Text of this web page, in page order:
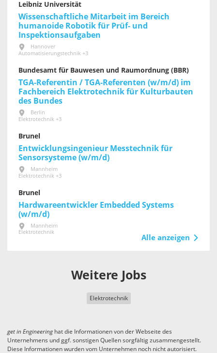
Leibniz Universität
Wissenschaftliche Mitarbeit im Bereich
humanoide Robotik für Prüf- und
Inspektionsaufgaben
Hannover
Automatisierungstechnik +3
Bundesamt für Bauwesen und Raumordnung (BBR)
TGA-Referentin / TGA-Referenten (w/m/d) im
Fachbereich Elektrotechnik für Kultur­bauten
des Bundes
Berlin
Elektrotechnik +3
Brunel
Entwicklungsingenieur Messtechnik für
Sensorsysteme (w/m/d)
Mannheim
Elektrotechnik +3
Brunel
Hardwareentwickler Embedded Systems
(w/m/d)
Mannheim
Elektrotechnik
Alle anzeigen
Weitere Jobs
Elektrotechnik
get in Engineeringhat die Informationen von der Webseite des
Unternehmens und ggf. sonstigen Quellen sorgfältig zusammengestellt.
Diese Informationen wurden vom Unternehmen noch nicht autorisiert.